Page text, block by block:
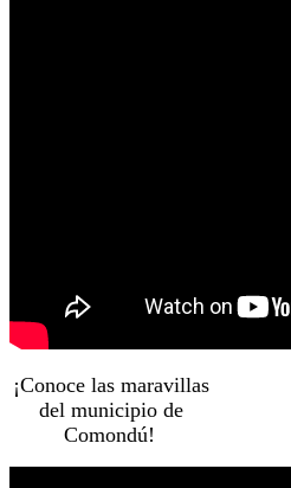
¡Conoce las maravillas
del municipio de
Comondú!